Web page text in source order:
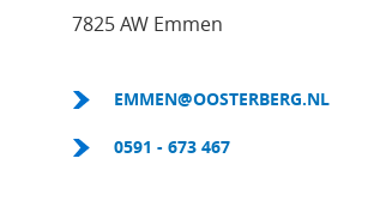
7825 AW Emmen
EMMEN@OOSTERBERG.NL
0591 - 673 467